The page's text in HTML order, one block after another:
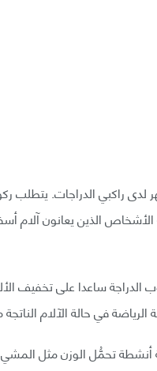
لدى راكبي الدراجات. يتطلب
الذين يعانون آلام
ساعدا على تخفيف
في حالة الآلام
تحمُّل الوزن مثل المشي،